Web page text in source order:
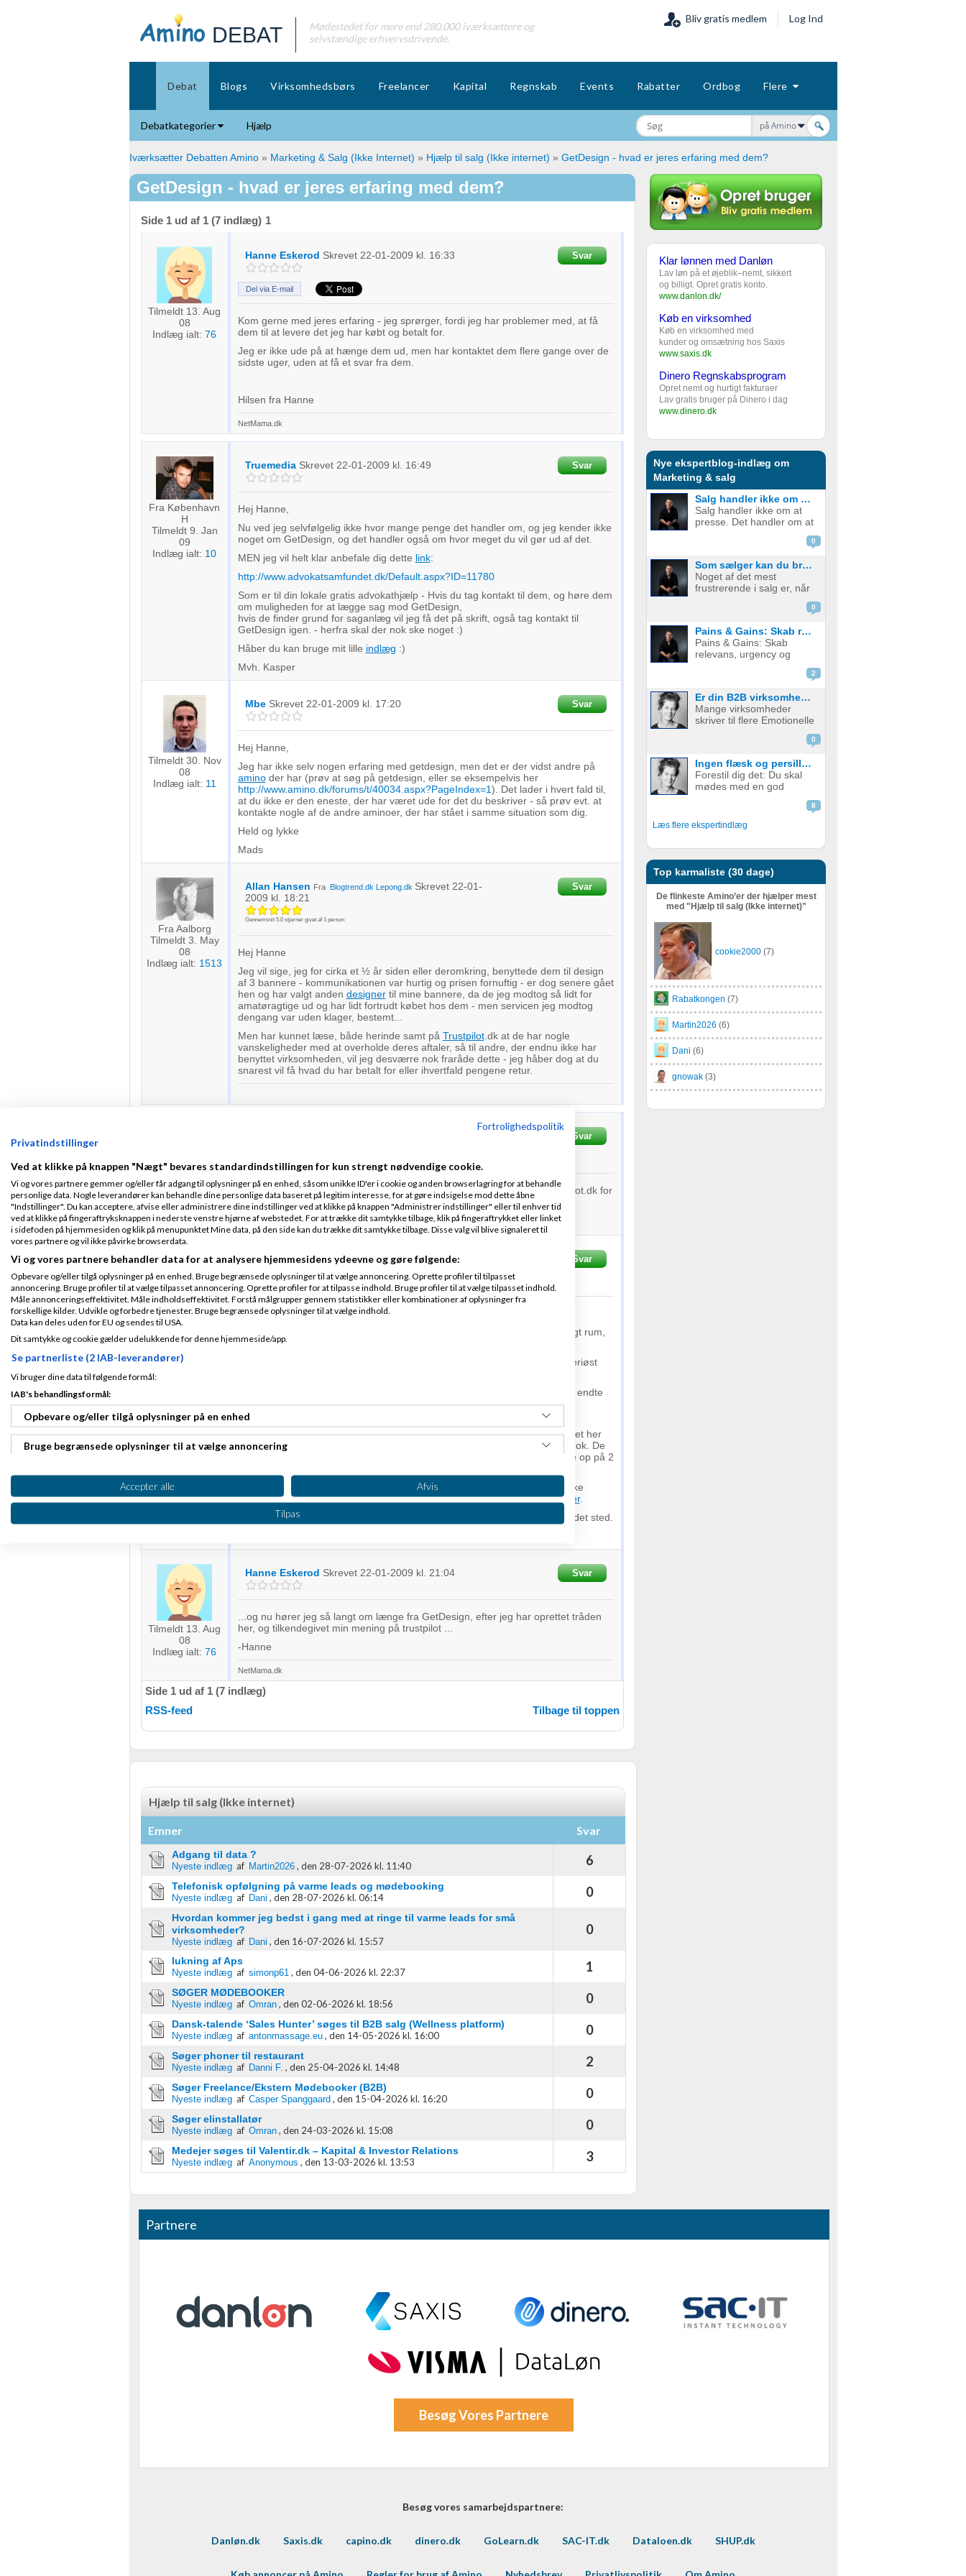
DEBAT
Mødestedet for mere end 280.000 iværksættere og
selvstændige erhvervsdrivende.
Bliv gratis medlem Log Ind
Debat Blogs Virksomhedsbørs Freelancer Kapital Regnskab Events Rabatter Ordbog Flere
Debatkategorier Hjælp på Amino
Iværksætter Debatten Amino » Marketing & Salg (Ikke Internet) » Hjælp til salg (Ikke internet) » GetDesign - hvad er jeres erfaring med dem?
GetDesign - hvad er jeres erfaring med dem?
Side 1 ud af 1 (7 indlæg) 1
Tilmeldt 13. Aug
08
Indlæg ialt: 76
Hanne Eskerod Skrevet 22-01-2009 kl. 16:33 Svar
Del via E-mail
Kom gerne med jeres erfaring - jeg sprørger, fordi jeg har problemer med, at få
dem til at levere det jeg har købt og betalt for.
Jeg er ikke ude på at hænge dem ud, men har kontaktet dem flere gange over de
sidste uger, uden at få et svar fra dem.
Hilsen fra Hanne
NetMama.dk
Fra København
H
Tilmeldt 9. Jan
09
Indlæg ialt: 10
Truemedia Skrevet 22-01-2009 kl. 16:49 Svar
Hej Hanne,
Nu ved jeg selvfølgelig ikke hvor mange penge det handler om, og jeg kender ikke
noget om GetDesign, og det handler også om hvor meget du vil gør ud af det.
MEN jeg vil helt klar anbefale dig dette link:
http://www.advokatsamfundet.dk/Default.aspx?ID=11780
Som er til din lokale gratis advokathjælp - Hvis du tag kontakt til dem, og høre dem
om muligheden for at lægge sag mod GetDesign,
hvis de finder grund for saganlæg vil jeg få det på skrift, også tag kontakt til
GetDesign igen. - herfra skal der nok ske noget :)
Håber du kan bruge mit lille indlæg :)
Mvh. Kasper
Tilmeldt 30. Nov
08
Indlæg ialt: 11
Mbe Skrevet 22-01-2009 kl. 17:20 Svar
Hej Hanne,
Jeg har ikke selv nogen erfaring med getdesign, men det er der vidst andre på
aminoder har (prøv at søg på getdesign, eller se eksempelvis her
http://www.amino.dk/forums/t/40034.aspx?PageIndex=1). Det lader i hvert fald til,
at du ikke er den eneste, der har været ude for det du beskriver - så prøv evt. at
kontakte nogle af de andre aminoer, der har stået i samme situation som dig.
Held og lykke
Mads
Fra Aalborg
Tilmeldt 3. May
08
Indlæg ialt: 1513
Allan Hansen Fra Blogtrend.dk Lepong.dk Skrevet 22-01-
2009 kl. 18:21
Gennemsnit 5,0stjerner givet af 1person
Svar
Hej Hanne
Jeg vil sige, jeg for cirka et ½ år siden eller deromkring, benyttede dem til design
af 3 bannere - kommunikationen var hurtig og prisen fornuftig - er dog senere gået
hen og har valgt anden designertil mine bannere, da de jeg modtog så lidt for
amatøragtige ud og har lidt fortrudt købet hos dem - men servicen jeg modtog
dengang var uden klager, bestemt...
Men har kunnet læse, både herinde samt på Trustpilot.dk at de har nogle
vanskeligheder med at overholde deres aftaler, så til andre, der endnu ikke har
benyttet virksomheden, vil jeg desværre nok fraråde dette - jeg håber dog at du
snarest vil få hvad du har betalt for eller ihvertfald pengene retur.
Tilmeldt 22. Oct
08
Indlæg ialt:901
Svar
getdesign.dk er det tidligere trofo.dk og du kan jo kigge lidt på www.trustpilot.dk for
at se hvad andre synes :). det er bestemt ikke positivt.
Fra Brøndby
Tilmeldt 14. Nov
08
Indlæg ialt:17
Henrik Meirum Skrevet22-01-2009kl. 18:31
Gennemsnit4,0 stjerner givet af1 person
Svar
Hej Hanne...
Nedenstående har ikke til hensigt at svine Troels fra GetDesign til i offentligt rum,
men blot beskrive min oplevelse som kunde i GetDesign.
hos ham og betalte blåøjet forud, i den tro det var et seriøst
Jeg havde så efterfølgende samme proces som du er i gang med - og det endte
faktisk med at jeg var lidt grov på amino i en tidligeretråd. Og så pludselig
kontaktede han mig på mail, som om intet var hændt.
Han har så nu 4 eller 5 gange sendt nogle totalt amatør-agtige forslag til det her
logo, og jeg har hver gang skrevet tilbage, at det simpelthen ikke er godt nok. De
forslag han kommer med er fuldstændig ens og noget et barn kunne sætte op på 2
hjemmesider
, bannere mv., skal jeg ikke
kunne sige, men han er efter min mening ikke særlig kreativ omkringlogoer.
Sumusumarum : Afskriv det beløb du har betalt ham og køb ydelsen et andet sted.
Tilmeldt 13. Aug
08
Indlæg ialt: 76
Hanne Eskerod Skrevet 22-01-2009 kl. 21:04 Svar
...og nu hører jeg så langt om længe fra GetDesign, efter jeg har oprettet tråden
her, og tilkendegivet min mening på trustpilot ...
-Hanne
NetMama.dk
Side 1 ud af 1 (7 indlæg)
RSS-feed
Tilbage til toppen
Hjælp til salg (Ikke internet)
Emner Svar
Adgang til data ?
Nyeste indlægaf Martin2026 , den 28-07-2026 kl. 11:40 6
Telefonisk opfølgning på varme leads og mødebooking
Nyeste indlægaf Dani , den 28-07-2026 kl. 06:14 0
Hvordan kommer jeg bedst i gang med at ringe til varme leads for små
virksomheder?
Nyeste indlægaf Dani , den 16-07-2026 kl. 15:57
0
lukning af Aps
Nyeste indlægaf simonp61 , den 04-06-2026 kl. 22:37 1
SØGER MØDEBOOKER
Nyeste indlægaf Omran , den 02-06-2026 kl. 18:56 0
Dansk-talende ‘Sales Hunter’ søges til B2B salg (Wellness platform)
Nyeste indlægaf antonmassage.eu , den 14-05-2026 kl. 16:00 0
Søger phoner til restaurant
Nyeste indlægaf Danni F. , den 25-04-2026 kl. 14:48 2
Søger Freelance/Ekstern Mødebooker (B2B)
Nyeste indlægaf Casper Spanggaard , den 15-04-2026 kl. 16:20 0
Søger elinstallatør
Nyeste indlægaf Omran , den 24-03-2026 kl. 15:08 0
Medejer søges til Valentir.dk – Kapital & Investor Relations
Nyeste indlægaf Anonymous , den 13-03-2026 kl. 13:53 3
Klar lønnen med Danløn
Lav løn på et øjeblik–nemt, sikkert
og billigt. Opret gratis konto.
www.danlon.dk/
Køb en virksomhed
Køb en virksomhed med
kunder og omsætning hos Saxis
www.saxis.dk
Dinero Regnskabsprogram
Opret nemt og hurtigt fakturaer
Lav gratis bruger på Dinero i dag
www.dinero.dk
Nye ekspertblog-indlæg om
Marketing & salg
Salg handler ikke om at presse. Det handler om at løse.
Salg handler ikke om at
presse. Det handler om at
løse. Når kunden kommer
i tvivl. Alt for mange
sælgere giver op, når
kunden kommer med en
0
Som sælger kan du bruge tabsaversion til at skubbe kunden mod en beslutning.
Noget af det mest
frustrerende i salg er, når
værdien, men stadig ikke
nikker, de forstår, de er
enige… og alligevel sker
der ingenting. Det kan i
0
Pains & Gains: Skab relevans, urgency og beslutningskraft i dit salg
Pains & Gains: Skab
relevans, urgency og
gevinster (gains) er
fundamentalt for enhver
effektiv salgsproces.
2
Er din B2B virksomhedskommunikation ramt af den blågrønne syge?
Mange virksomheder
skriver til flere Emotionelle
Kundetyper. Typisk skriver
er et problem. For det
skaber mere forvirring end
salg. Det her problem ser
0
Ingen flæsk og persillesovs på Fars Beverding?
Forestil dig det: Du skal
mødes med en god
gammel barndomsven på
kvarter, hvor du voksede
op. Der står flæsk med
går ind ad døren og...
8
Læs flere ekspertindlæg
Top karmaliste (30 dage)
De flinkeste Amino’er der hjælper mest
med "Hjælp til salg (Ikke internet)"
cookie2000 (7)
Rabatkongen (7)
Martin2026 (6)
Dani (6)
gnowak (3)
Partnere
Besøg Vores Partnere
Besøg vores samarbejdspartnere:
Danløn.dk Saxis.dk capino.dk dinero.dk GoLearn.dk SAC-IT.dk Dataloen.dk SHUP.dk
Fortrolighedspolitik
Privatindstillinger
Ved at klikke på knappen "Nægt" bevares standardindstillingen for kun strengt nødvendige cookie.
Vi og vores partnere gemmer og/eller får adgang til oplysninger på en enhed, såsom unikke ID'er i cookie og anden browserlagring for at behandle
personlige data. Nogle leverandører kan behandle dine personlige data baseret på legitim interesse, for at gøre indsigelse mod dette åbne
"Indstillinger". Du kan acceptere, afvise eller administrere dine indstillinger ved at klikke på knappen "Administrer indstillinger" eller til enhver tid
ved at klikke på fingeraftryksknappen i nederste venstre hjørne af webstedet. For at trække dit samtykke tilbage, klik på fingeraftrykket eller linket
i sidefoden på hjemmesiden og klik på menupunktet Mine data, på den side kan du trække dit samtykke tilbage. Disse valg vil blive signaleret til
vores partnere og vil ikke påvirke browserdata.
Vi og vores partnere behandler data for at analysere hjemmesidens ydeevne og gøre følgende:
Opbevare og/eller tilgå oplysninger på en enhed. Bruge begrænsede oplysninger til at vælge annoncering. Oprette profiler til tilpasset
annoncering. Bruge profiler til at vælge tilpasset annoncering. Oprette profiler for at tilpasse indhold. Bruge profiler til at vælge tilpasset indhold.
Måle annonceringseffektivitet. Måle indholdseffektivitet. Forstå målgrupper gennem statistikker eller kombinationer af oplysninger fra
forskellige kilder. Udvikle og forbedre tjenester. Bruge begrænsede oplysninger til at vælge indhold.
Data kan deles uden for EU og sendes til USA.
Dit samtykke og cookie gælder udelukkende for denne hjemmeside/app.
Se partnerliste (2 IAB-leverandører)
Vi bruger dine data til følgende formål:
IAB's behandlingsformål:
Opbevare og/eller tilgå oplysninger på en enhed
Bruge begrænsede oplysninger til at vælge annoncering
Oprette profiler til tilpasset annoncering
Bruge profiler til at vælge tilpasset annoncering
Bruge profiler til at vælge tilpasset indhold
Måle annonceringseffektivitet
Forstå målgrupper gennem statistikker eller kombinationer af oplysninger fra forskellige
Udvikle og forbedre tjenester
Bruge præcise geografiske placeringsoplysninger
Identificere enheder baseret på aktivt anmodede oplysninger
Accepter alle Afvis
Tilpas